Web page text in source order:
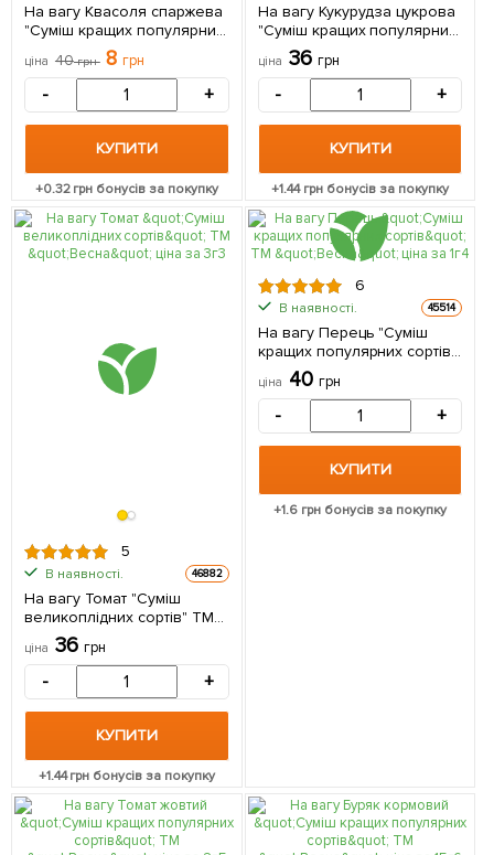
На вагу Квасоля спаржева
"Суміш кращих популярних
сортів" ТМ "Весна" ціна за
15г
ціна 40грн 8 грн
- +
КУПИТИ
+0.32грн бонусів за покупку
На вагу Кукурудза цукрова
"Суміш кращих популярних
сортів" ТМ "Весна" ціна за
40г
ціна 36 грн
- +
КУПИТИ
+1.44грн бонусів за покупку
5
В наявності. 46882
На вагу Томат "Суміш
великоплідних сортів" ТМ
"Весна" ціна за 3г
ціна 36 грн
- +
КУПИТИ
+1.44грн бонусів за покупку
6
В наявності. 45514
На вагу Перець "Суміш
кращих популярних сортів"
ТМ "Весна" ціна за 1г
ціна 40 грн
- +
КУПИТИ
+1.6 грн бонусів за покупку